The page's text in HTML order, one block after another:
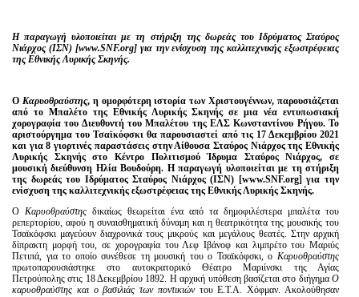
Η παραγωγή υλοποιείται με τη στήριξη της δωρεάς του Ιδρύματος Σταύρος
Νιάρχος (ΙΣΝ) [www.SNF.org] για την ενίσχυση της καλλιτεχνικής εξωστρέφειας
της Εθνικής Λυρικής Σκηνής.
Ο Καρυοθραύστης, η ομορφότερη ιστορία των Χριστουγέννων, παρουσιάζεται
από το Μπαλέτο της Εθνικής Λυρικής Σκηνής σε μια νέα εντυπωσιακή
χορογραφία του Διευθυντή του Μπαλέτου της ΕΛΣ Κωνσταντίνου Ρήγου. Το
αριστούργημα του Τσαϊκόφσκι θα παρουσιαστεί από τις 17 Δεκεμβρίου 2021
και για 8 γιορτινές παραστάσεις στην Αίθουσα Σταύρος Νιάρχος της Εθνικής
Λυρικής Σκηνής στο Κέντρο Πολιτισμού Ίδρυμα Σταύρος Νιάρχος, σε
μουσική διεύθυνση Ηλία Βουδούρη. Η παραγωγή υλοποιείται με τη στήριξη
της δωρεάς του Ιδρύματος Σταύρος Νιάρχος (ΙΣΝ) [www.SNF.org] για την
ενίσχυση της καλλιτεχνικής εξωστρέφειας της Εθνικής Λυρικής Σκηνής.
Ο Καρυοθραύστης δικαίως θεωρείται ένα από τα δημοφιλέστερα μπαλέτα του
ρεπερτορίου, αφού η συναισθηματική δύναμη και η θεατρικότητα της μουσικής του
Τσαϊκόφσκι μαγεύουν διαχρονικά τους μικρούς και μεγάλους θεατές. Στην αρχική
δίπρακτη μορφή του, σε χορογραφία του Λεφ Ιβάνοφ και λιμπρέτο του Μαριύς
Πετιπά, για το οποίο συνέθεσε τη μουσική του ο Τσαϊκόφσκι, ο Καρυοθραύστης
πρωτοπαρουσιάστηκε στο αυτοκρατορικό Θέατρο Μαριίνσκι της Αγίας
Πετρούπολης στις 18 Δεκεμβρίου 1892. Η αρχική υπόθεση βασίζεται στο διήγημα Ο
καρυοθραύστης και ο βασιλιάς των ποντικιώντου Ε.Τ.Α. Χόφμαν. Ακολούθησαν